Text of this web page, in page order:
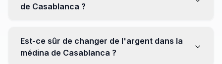
de Casablanca ?
être moins avantageux. Orientez-vous plutôt vers les
bureaux de change en ville pour obtenir de meilleurs
Est-ce sûr de changer de l'argent dans la
médina de Casablanca ?